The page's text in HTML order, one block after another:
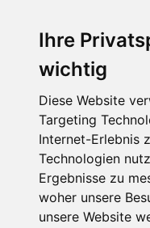
Ihre
wichtig
Diese Website
Targeting
Internet-Erlebnis
Technologien
Ergebnisse zu
woher unsere
unsere Website